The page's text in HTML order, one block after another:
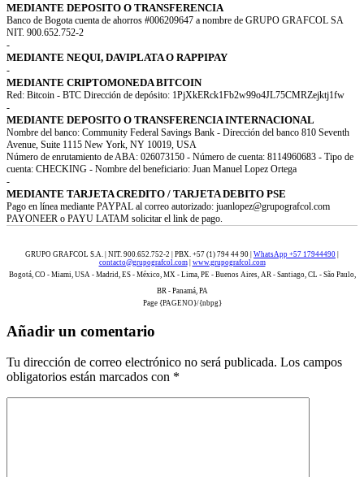
MEDIANTE DEPOSITO O TRANSFERENCIA
Banco de Bogota cuenta de ahorros #006209647 a nombre de GRUPO GRAFCOL SA
NIT. 900.652.752-2
-
MEDIANTE NEQUI, DAVIPLATA O RAPPIPAY
-
MEDIANTE CRIPTOMONEDA BITCOIN
Red: Bitcoin - BTC Dirección de depósito: 1PjXkERck1Fb2w99o4JL75CMRZejktj1fw
-
MEDIANTE DEPOSITO O TRANSFERENCIA INTERNACIONAL
Nombre del banco: Community Federal Savings Bank - Dirección del banco 810 Seventh
Avenue, Suite 1115 New York, NY 10019, USA
Número de enrutamiento de ABA: 026073150 - Número de cuenta: 8114960683 - Tipo de
cuenta: CHECKING - Nombre del beneficiario: Juan Manuel Lopez Ortega
-
MEDIANTE TARJETA CREDITO / TARJETA DEBITO PSE
Pago en línea mediante PAYPAL al correo autorizado: juanlopez@grupografcol.com
PAYONEER o PAYU LATAM solicitar el link de pago.
GRUPO GRAFCOL S.A. | NIT. 900.652.752-2 | PBX. +57 (1) 794 44 90 | WhatsApp +57 17944490
contacto@grupografcol.com| www.grupografcol.com
Bogotá, CO - Miami, USA - Madrid, ES - México, MX - Lima, PE - Buenos Aires, AR - Santiago, CL - São Paulo,
BR - Panamá, PA
Page {PAGENO}/{nbpg}
Añadir un comentario
Tu dirección de correo electrónico no será publicada. Los campos
obligatorios están marcados con *